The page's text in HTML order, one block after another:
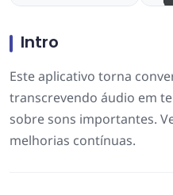
Intro
Este aplicativo torna
transcrevendo áudio em
sobre sons importantes.
melhorias contínuas.